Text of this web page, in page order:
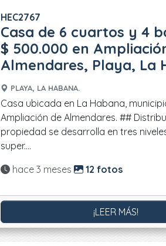
HEC2767
Casa de 6 cuartos y 4
$ 500.000 en
Almendares, Playa, La
PLAYA, LA HABANA.
Casa ubicada en La Habana,
Ampliación de Almendares. ##
propiedad se desarrolla en tres
super....
Actualizado:
hace 3 meses 12 fotos
¡LEER MÁS!